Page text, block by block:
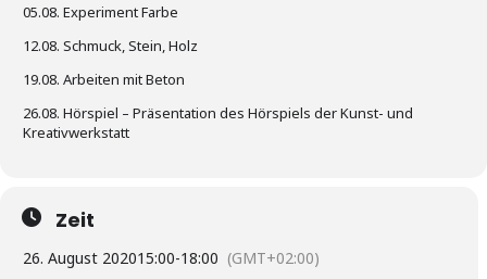
05.08. Experiment Farbe
12.08. Schmuck, Stein, Holz
19.08. Arbeiten mit Beton
26.08. Hörspiel – Präsentation des Hörspiels der Kunst- und
Kreativwerkstatt
Zeit
26. August 202015:00-18:00 (GMT+02:00)